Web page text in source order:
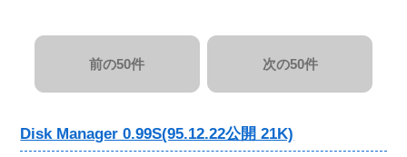
前の50件 次の50件
Disk Manager 0.99S(95.12.22公開 21K)